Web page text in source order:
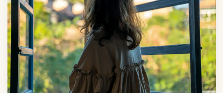
RU Русский
中文
TR Türkçe